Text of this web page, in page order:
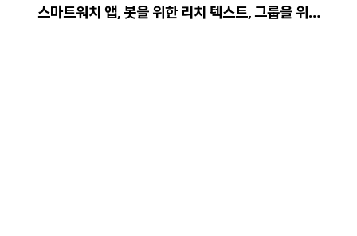
스마트워치 앱, 봇을 위한 리치 텍스트, 그룹을 위…